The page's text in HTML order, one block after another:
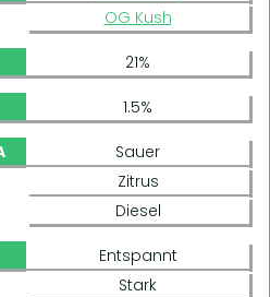
OG Kush
21%
1.5%
Sauer
Zitrus
Diesel
Entspannt
Stark